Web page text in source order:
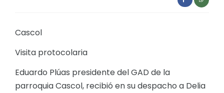
GESTIÓN ADMINISTRATIVA
Plan de desarrollo y Ordenamiento Territorial -
Plan Anual Contratación - PAC
Plan Operativo Anual - POA
Cascol
Visita protocolaria
Eduardo Plúas presidente del GAD de la
parroquia Cascol, recibió en su despacho a Delia